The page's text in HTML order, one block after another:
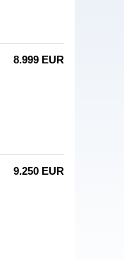
8.999 EUR
9.250 EUR